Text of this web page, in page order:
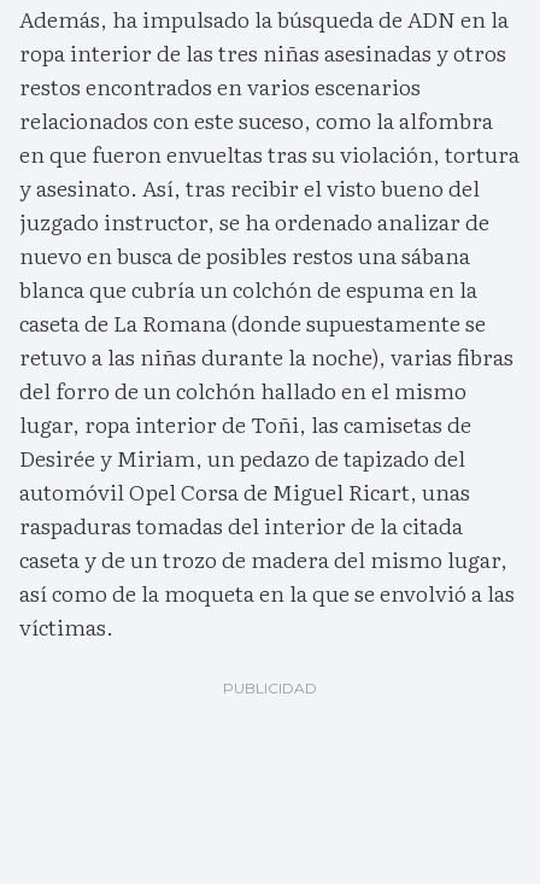
Además, ha impulsado la búsqueda de ADN en la
ropa interior de las tres niñas asesinadas y otros
restos encontrados en varios escenarios
relacionados con este suceso, como la alfombra
en que fueron envueltas tras su violación, tortura
y asesinato. Así, tras recibir el visto bueno del
juzgado instructor, se ha ordenado analizar de
nuevo en busca de posibles restos una sábana
blanca que cubría un colchón de espuma en la
caseta de La Romana (donde supuestamente se
retuvo a las niñas durante la noche), varias fibras
del forro de un colchón hallado en el mismo
lugar, ropa interior de Toñi, las camisetas de
Desirée y Miriam, un pedazo de tapizado del
automóvil Opel Corsa de Miguel Ricart, unas
raspaduras tomadas del interior de la citada
caseta y de un trozo de madera del mismo lugar,
así como de la moqueta en la que se envolvió a las
víctimas.